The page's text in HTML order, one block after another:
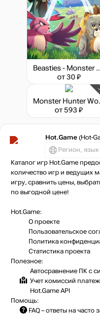
Beasties -
от 30 ₽
Monster
от 593 ₽
Hot.Game (Hot-
Регион,
Каталог игр Hot.Game
количество игр и ведущих
игру, сравнить цены,
по выгодной цене!
Hot.Game:
О проекте
Пользовательское
Политика
Статистика проекта
Полезное:
Автосравнение ПК с
Учет комиссий
Hot.Game API
Помощь:
FAQ – ответы на часто